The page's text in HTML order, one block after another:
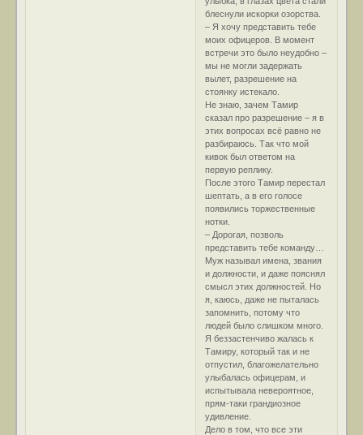
блеснули искорки озорства.
– Я хочу представить тебе
моих офицеров. В момент
встречи это было неудобно –
мы не могли задержать
вылет, разрешение на
стоянку истекало.
Не знаю, зачем Тамир
сказал про разрешение – я в
этих вопросах всё равно не
разбираюсь. Так что мой
кивок был ответом на
первую реплику.
После этого Тамир перестал
шептать, а в его голосе
появились торжественные
нотки.
– Дорогая, позволь
представить тебе команду…
Муж называл имена, звания
и должности, и даже пояснял
смысл этих должностей. Но
я, каюсь, даже не пыталась
запомнить, потому что
людей было слишком много.
Я беззастенчиво жалась к
Тамиру, который так и не
отпустил, благожелательно
улыбалась офицерам, и
испытывала невероятное,
прям-таки грандиозное
удивление.
Дело в том, что все эти